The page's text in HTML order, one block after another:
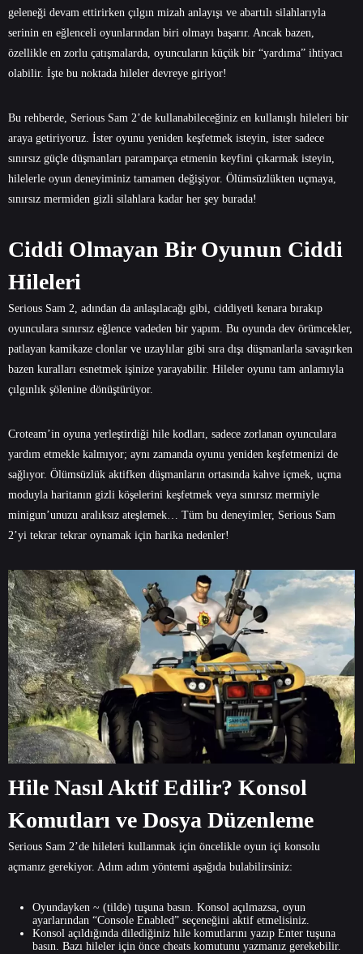
geleneği devam ettirirken çılgın mizah anlayışı ve abartılı silahlarıyla
serinin en eğlenceli oyunlarından biri olmayı başarır. Ancak bazen,
özellikle en zorlu çatışmalarda, oyuncuların küçük bir “yardıma” ihtiyacı
olabilir. İşte bu noktada hileler devreye giriyor!
Bu rehberde, Serious Sam 2’de kullanabileceğiniz en kullanışlı hileleri bir
araya getiriyoruz. İster oyunu yeniden keşfetmek isteyin, ister sadece
sınırsız güçle düşmanları paramparça etmenin keyfini çıkarmak isteyin,
hilelerle oyun deneyiminiz tamamen değişiyor. Ölümsüzlükten uçmaya,
sınırsız mermiden gizli silahlara kadar her şey burada!
Ciddi Olmayan Bir Oyunun Ciddi
Hileleri
Serious Sam 2, adından da anlaşılacağı gibi, ciddiyeti kenara bırakıp
oyunculara sınırsız eğlence vadeden bir yapım. Bu oyunda dev örümcekler,
patlayan kamikaze clonlar ve uzaylılar gibi sıra dışı düşmanlarla savaşırken
bazen kuralları esnetmek işinize yarayabilir. Hileler oyunu tam anlamıyla
çılgınlık şölenine dönüştürüyor.
Croteam’in oyuna yerleştirdiği hile kodları, sadece zorlanan oyunculara
yardım etmekle kalmıyor; aynı zamanda oyunu yeniden keşfetmenizi de
sağlıyor. Ölümsüzlük aktifken düşmanların ortasında kahve içmek, uçma
moduyla haritanın gizli köşelerini keşfetmek veya sınırsız mermiyle
minigun’unuzu aralıksız ateşlemek… Tüm bu deneyimler, Serious Sam
2’yi tekrar tekrar oynamak için harika nedenler!
Hile Nasıl Aktif Edilir? Konsol
Komutları ve Dosya Düzenleme
Serious Sam 2’de hileleri kullanmak için öncelikle oyun içi konsolu
açmanız gerekiyor. Adım adım yöntemi aşağıda bulabilirsiniz:
Oyundayken ~ (tilde) tuşuna basın. Konsol açılmazsa, oyun
ayarlarından “Console Enabled” seçeneğini aktif etmelisiniz.
Konsol açıldığında dilediğiniz hile komutlarını yazıp Enter tuşuna
basın. Bazı hileler için önce cheats komutunu yazmanız gerekebilir.